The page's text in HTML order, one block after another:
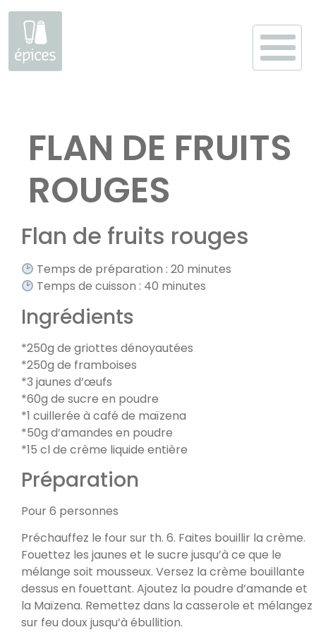
contenuFLAN DE FRUITS
ROUGES
Flan de fruits rouges
Temps de préparation : 20 minutes
Temps de cuisson : 40 minutes
Ingrédients
*250g de griottes dénoyautées
*250g de framboises
*3 jaunes d’œufs
*60g de sucre en poudre
*1 cuillerée à café de maïzena
*50g d’amandes en poudre
*15 cl de crème liquide entière
Préparation
Pour 6 personnes
Préchauffez le four sur th. 6. Faites bouillir la crème.
Fouettez les jaunes et le sucre jusqu’à ce que le
mélange soit mousseux. Versez la crème bouillante
dessus en fouettant. Ajoutez la poudre d’amande et
la Maïzena. Remettez dans la casserole et mélangez
sur feu doux jusqu’à ébullition.